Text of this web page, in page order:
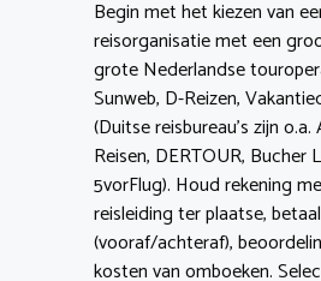
Begin met het kiezen van
reisorganisatie met een
grote Nederlandse
Sunweb, D-Reizen,
(Duitse reisbureau’s zijn
Reisen, DERTOUR, Bucher
5vorFlug). Houd rekening
reisleiding ter plaatse,
(vooraf/achteraf),
kosten van omboeken.